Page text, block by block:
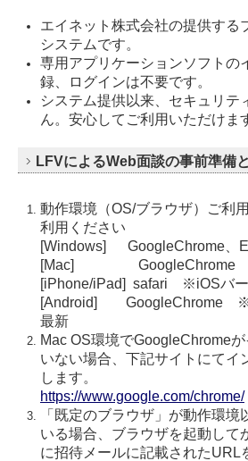
エイネット株式会社の提供する
システムです。
専用アプリケーションソフトの
録、ログインは不要です。
システム提供以来、セキュリテ
ん。安心してご利用いただけま
LFVによるWeb面談の事前準備
動作環境（OS/ブラウザ）ご利
利用ください
[Windows] GoogleChrome、
[Mac] GoogleChrome
[iPhone/iPad] safari ※iOSバー
[Android] GoogleChrome
最新
Mac OS環境でGoogleChrome
いない場合、下記サイトにてイ
します。
https://www.google.com/chrome/
「既定のブラウザ」が動作環境
いる場合、ブラウザを起動して
に招待メールに記載されたURL